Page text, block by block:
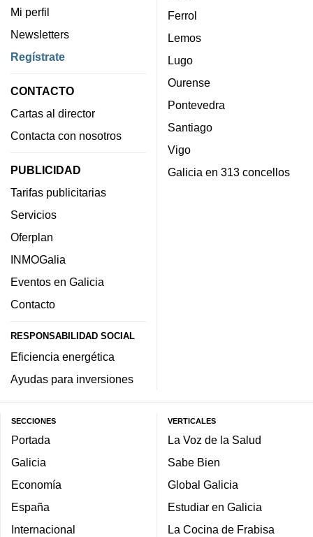
Mi perfil
Newsletters
Regístrate
CONTACTO
Cartas al director
Contacta con nosotros
PUBLICIDAD
Tarifas publicitarias
Servicios
Oferplan
INMOGalia
Eventos en Galicia
Contacto
RESPONSABILIDAD SOCIAL
Eficiencia energética
Ayudas para inversiones
Ferrol
Lemos
Lugo
Ourense
Pontevedra
Santiago
Vigo
Galicia en 313 concellos
SECCIONES
Portada
Galicia
Economía
España
Internacional
VERTICALES
La Voz de la Salud
Sabe Bien
Global Galicia
Estudiar en Galicia
La Cocina de Frabisa